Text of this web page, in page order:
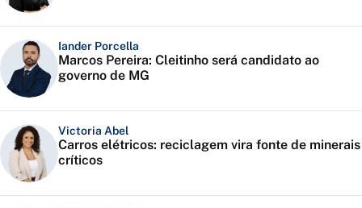
Iander Porcella
Marcos Pereira: Cleitinho será candidato ao
governo de MG
Victoria Abel
Carros elétricos: reciclagem vira fonte de minerais
críticos